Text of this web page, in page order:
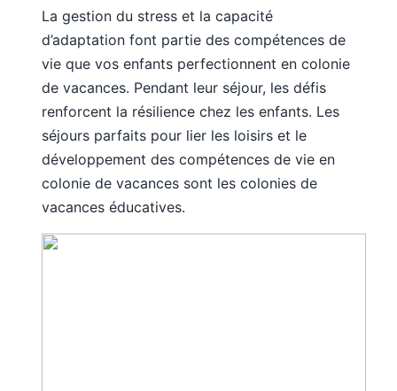
La gestion du stress et la capacité
d’adaptation font partie des compétences de
vie que vos enfants perfectionnent en colonie
de vacances. Pendant leur séjour, les défis
renforcent la résilience chez les enfants. Les
séjours parfaits pour lier les loisirs et le
développement des compétences de vie en
colonie de vacances sont les colonies de
vacances éducatives.